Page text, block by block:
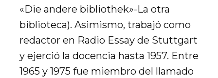
«Die andere bibliothek»-La otra
biblioteca). Asimismo, trabajó como
redactor en Radio Essay de Stuttgart
y ejerció la docencia hasta 1957. Entre
1965 y 1975 fue miembro del llamado